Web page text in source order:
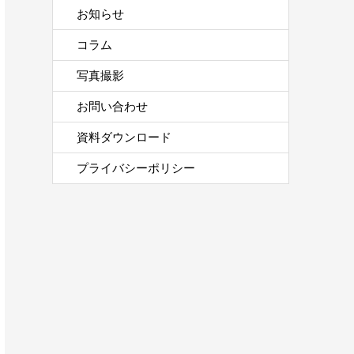
お知らせ
コラム
写真撮影
お問い合わせ
資料ダウンロード
プライバシーポリシー